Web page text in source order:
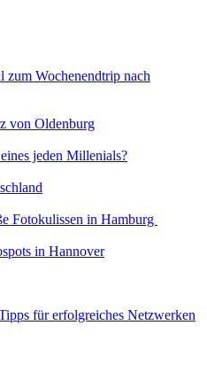
Wochenendtrip nach
von Oldenburg
jeden Millenials?
Fotokulissen in Hamburg
in Hannover
für erfolgreiches Netzwerken